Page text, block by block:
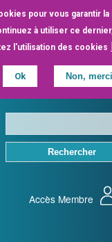
pour vous garantir
à utiliser ce
l'utilisation des cookies
Ok Non,
Aller
au
contenu
Accès Membre